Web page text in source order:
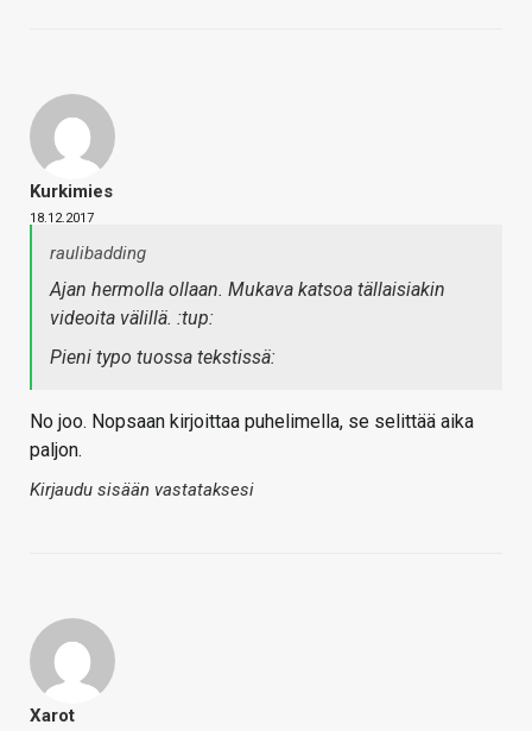
Kurkimies
18.12.2017
raulibadding
Ajan hermolla ollaan. Mukava katsoa tällaisiakin
videoita välillä. :tup:
Pieni typo tuossa tekstissä:
No joo. Nopsaan kirjoittaa puhelimella, se selittää aika
paljon.
Kirjaudu sisään vastataksesi
Xarot